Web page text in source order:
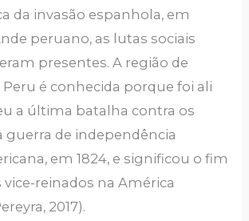
da invasão espanhola, em
peruano, as lutas sociais
presentes. A região de
é conhecida porque foi ali
a última batalha contra os
guerra de independência
em 1824, e significou o fim
reinados na América
2017).